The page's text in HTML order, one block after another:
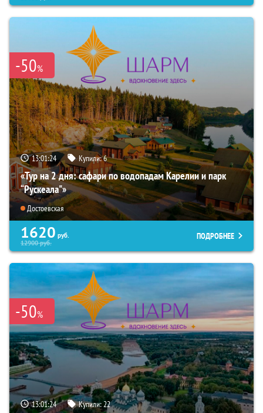
-50%
13:01:22 Купили:6
«Тур на 2 дня: сафари по водопадам Карелии и парк
“Рускеала"»
Достоевская
1620 руб.
12900руб.
ПОДРОБНЕЕ
-50%
13:01:22 Купили:22